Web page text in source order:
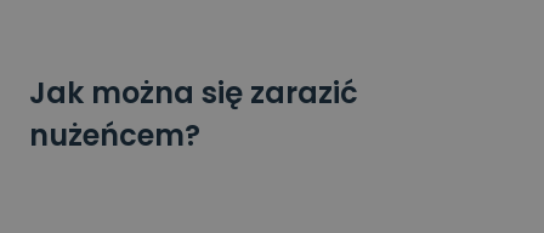
Jak można się zarazić
nużeńcem?